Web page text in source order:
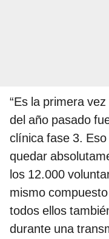
“Es la primera
del año pasado
clínica fase 3.
quedar
los 12.000
mismo
todos ellos
durante una